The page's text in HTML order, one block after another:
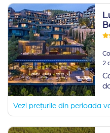
2
Vezi prețurile din perioada